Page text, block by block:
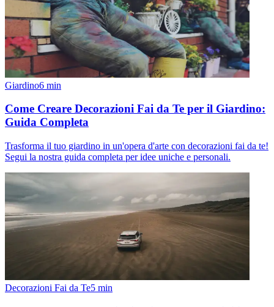
Giardino6 min
Come Creare Decorazioni Fai da Te per il Giardino:
Guida Completa
Trasforma il tuo giardino in un'opera d'arte con decorazioni fai da te!
Segui la nostra guida completa per idee uniche e personali.
Decorazioni Fai da Te5 min